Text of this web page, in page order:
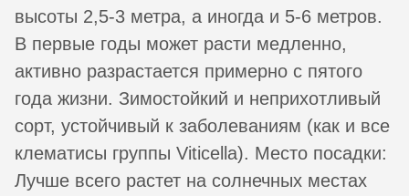
высоты 2,5-3 метра, а иногда и 5-6 метров.
В первые годы может расти медленно,
активно разрастается примерно с пятого
года жизни. Зимостойкий и неприхотливый
сорт, устойчивый к заболеваниям (как и все
клематисы группы Viticella). Место посадки:
Лучше всего растет на солнечных местах